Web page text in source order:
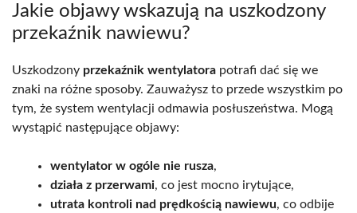
Jakie objawy wskazują na uszkodzony
przekaźnik nawiewu?
Uszkodzony przekaźnik wentylatora potrafi dać się we
znaki na różne sposoby. Zauważysz to przede wszystkim po
tym, że system wentylacji odmawia posłuszeństwa. Mogą
wystąpić następujące objawy:
wentylator w ogóle nie rusza,
działa z przerwami, co jest mocno irytujące,
utrata kontroli nad prędkością nawiewu, co odbije